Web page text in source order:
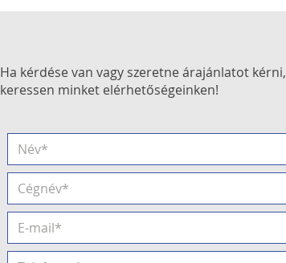
Ha kérdése van vagy szeretne árajánlatot kérni,
keressen minket elérhetőségeinken!